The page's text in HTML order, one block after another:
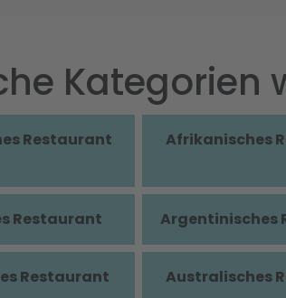
Kategorien
Restaurant Afrikanisches
Restaurant Argentinisches
Restaurant Australisches